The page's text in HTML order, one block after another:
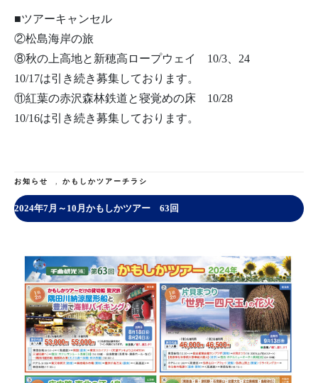
■ツアーキャンセル
②松島海岸の旅
⑧秋の上高地と新穂高ロープウェイ 10/3、24
10/17は引き続き募集しております。
⑪紅葉の赤沢森林鉄道と寝覚めの床 10/28
10/16は引き続き募集しております。
お知らせ , かもしかツアーチラシ
2024年7月～10月かもしかツアー 63回